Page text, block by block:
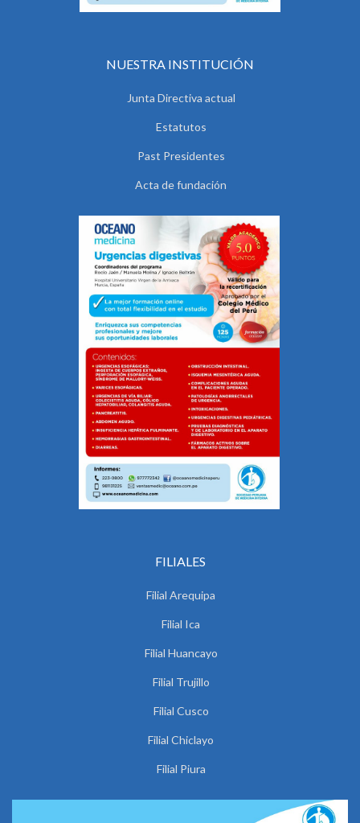
NUESTRA INSTITUCIÓN
Junta Directiva actual
Estatutos
Past Presidentes
Acta de fundación
FILIALES
Filial Arequipa
Filial Ica
Filial Huancayo
Filial Trujillo
Filial Cusco
Filial Chiclayo
Filial Piura